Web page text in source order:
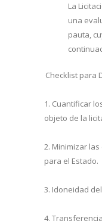
La
una
pauta,
Checklist para
1. Cuantificar
objeto de la
2. Minimizar
para el Estado.
3. Idoneidad
4.